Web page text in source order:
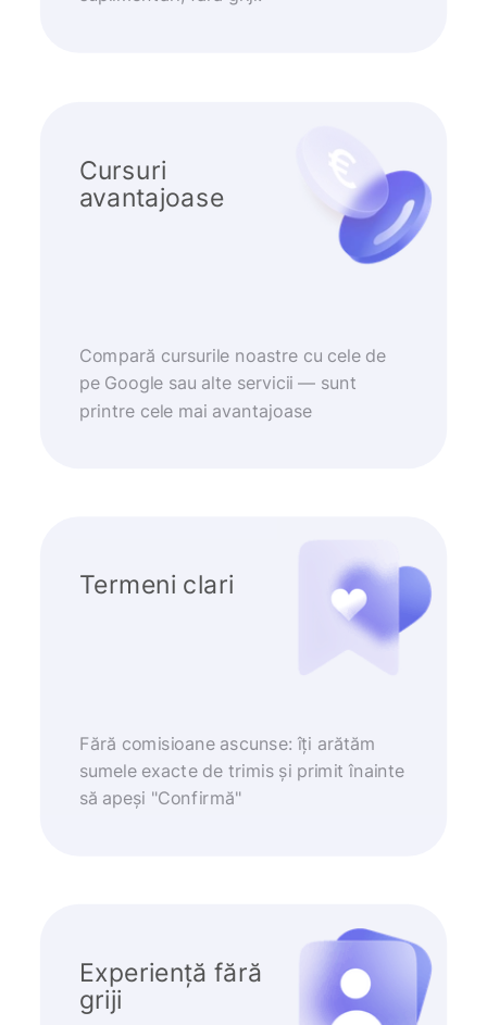
Cursuri
avantajoase
Compară cursurile noastre cu cele de
pe Google sau alte servicii — sunt
printre cele mai avantajoase
Termeni clari
Fără comisioane ascunse: îți arătăm
sumele exacte de trimis și primit înainte
să apeși "Confirmă"
Experiență fără
griji